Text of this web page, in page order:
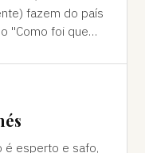
fazem do país
é esperto e safo,